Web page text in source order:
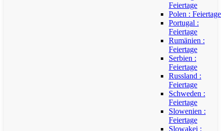
Feiertage
Polen : Feiertage
Portugal :
Feiertage
Rumänien :
Feiertage
Serbien :
Feiertage
Russland :
Feiertage
Schweden :
Feiertage
Slowenien :
Feiertage
Slowakei :